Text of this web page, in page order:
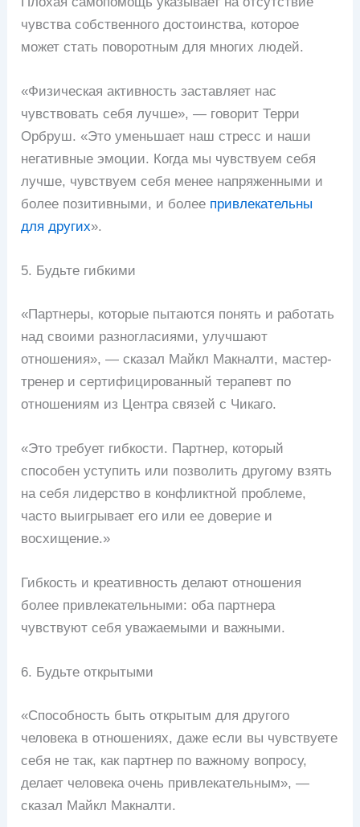
чувства собственного достоинства, которое
может стать поворотным для многих людей.
«Физическая активность заставляет нас
чувствовать себя лучше», — говорит Терри
Орбруш. «Это уменьшает наш стресс и наши
негативные эмоции. Когда мы чувствуем себя
лучше, чувствуем себя менее напряженными и
более позитивными, и более привлекательны
для других».
5. Будьте гибкими
«Партнеры, которые пытаются понять и работать
над своими разногласиями, улучшают
отношения», — сказал Майкл Макналти, мастер-
тренер и сертифицированный терапевт по
отношениям из Центра связей с Чикаго.
«Это требует гибкости. Партнер, который
способен уступить или позволить другому взять
на себя лидерство в конфликтной проблеме,
часто выигрывает его или ее доверие и
восхищение.»
Гибкость и креативность делают отношения
более привлекательными: оба партнера
чувствуют себя уважаемыми и важными.
6. Будьте открытыми
«Способность быть открытым для другого
человека в отношениях, даже если вы чувствуете
себя не так, как партнер по важному вопросу,
делает человека очень привлекательным», —
сказал Майкл Макналти.